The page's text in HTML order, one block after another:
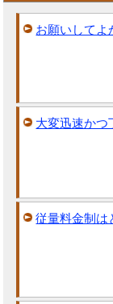
お願いしてよ
大変迅速かつ
従量料金制は